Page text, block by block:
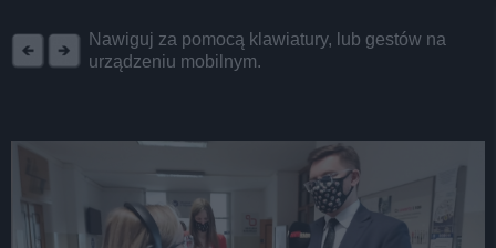
Nawiguj za pomocą klawiatury, lub gestów na
urządzeniu mobilnym.